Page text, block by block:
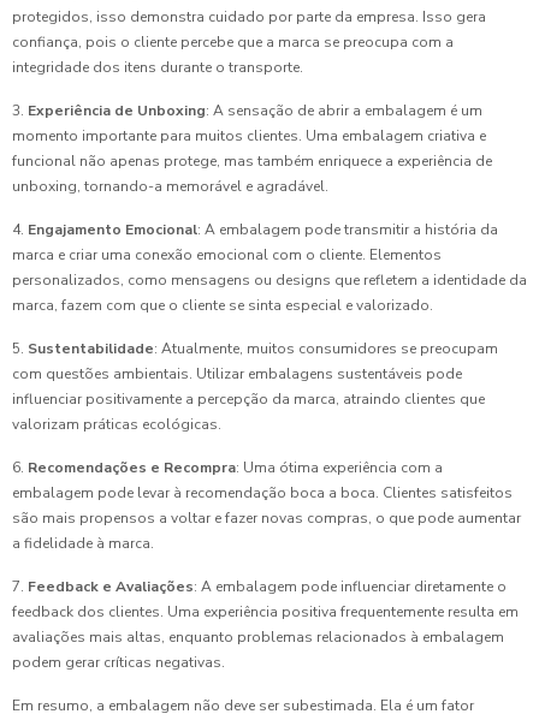
protegidos, isso demonstra cuidado por parte da empresa. Isso gera
confiança, pois o cliente percebe que a marca se preocupa com a
integridade dos itens durante o transporte.
3. Experiência de Unboxing: A sensação de abrir a embalagem é um
momento importante para muitos clientes. Uma embalagem criativa e
funcional não apenas protege, mas também enriquece a experiência de
unboxing, tornando-a memorável e agradável.
4. Engajamento Emocional: A embalagem pode transmitir a história da
marca e criar uma conexão emocional com o cliente. Elementos
personalizados, como mensagens ou designs que refletem a identidade da
marca, fazem com que o cliente se sinta especial e valorizado.
5. Sustentabilidade: Atualmente, muitos consumidores se preocupam
com questões ambientais. Utilizar embalagens sustentáveis pode
influenciar positivamente a percepção da marca, atraindo clientes que
valorizam práticas ecológicas.
6. Recomendações e Recompra: Uma ótima experiência com a
embalagem pode levar à recomendação boca a boca. Clientes satisfeitos
são mais propensos a voltar e fazer novas compras, o que pode aumentar
a fidelidade à marca.
7. Feedback e Avaliações: A embalagem pode influenciar diretamente o
feedback dos clientes. Uma experiência positiva frequentemente resulta em
avaliações mais altas, enquanto problemas relacionados à embalagem
podem gerar críticas negativas.
Em resumo, a embalagem não deve ser subestimada. Ela é um fator